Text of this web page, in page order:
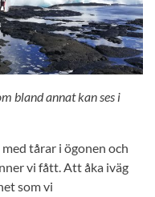
bland annat kan ses i
tårar i ögonen och
vi fått. Att åka iväg
som vi